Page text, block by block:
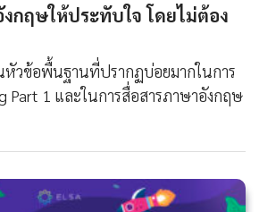
กฤษให้ประทับใจ โดยไม่ต้อง
วข้อพื้นฐานที่ปรากฏบ่อยมากในการ
Part 1 และในการสื่อสารภาษาอังกฤษ